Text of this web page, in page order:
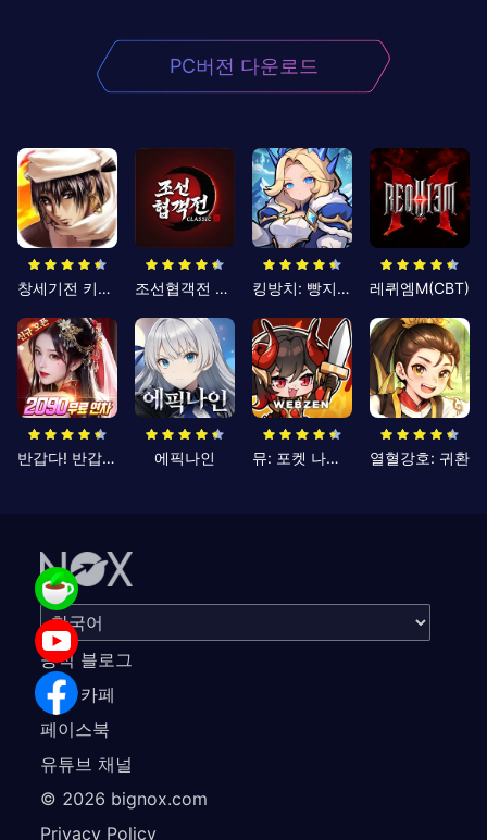
PC버전 다운로드
창세기전 키우기 조선협객전 클래식 킹방치: 빵지의 제왕 레퀴엠M(CBT)
반갑다! 반갑삼국지 에픽나인 뮤: 포켓 나이츠 열혈강호: 귀환
공식 블로그
공식 카페
페이스북
유튜브 채널
© 2026 bignox.com
Privacy Policy